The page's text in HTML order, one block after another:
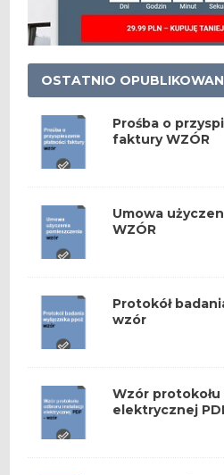
OSTATNIO
Prośba o
faktury WZÓR
Umowa
WZÓR
Protokół
wzór
Wzór
elektrycznej